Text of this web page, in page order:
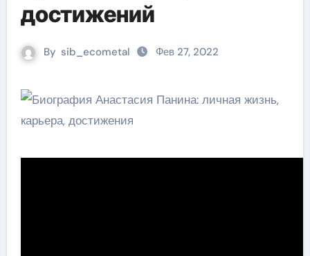
достижений
By sib_ecometal Фев 27, 2022